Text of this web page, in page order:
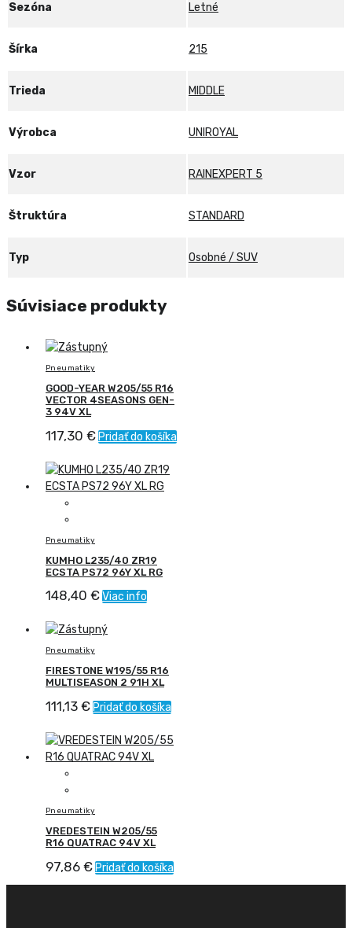
Sezóna Letné
Šírka 215
Trieda MIDDLE
Výrobca UNIROYAL
Vzor RAINEXPERT 5
Štruktúra STANDARD
Typ Osobné / SUV
Súvisiace produkty
Pneumatiky
GOOD-YEAR W205/55 R16
VECTOR 4SEASONS GEN-
3 94V XL
117,30 € Pridať do košíka
Pneumatiky
KUMHO L235/40 ZR19
ECSTA PS72 96Y XL RG
148,40 €Viac info
Pneumatiky
FIRESTONE W195/55 R16
MULTISEASON 2 91H XL
111,13 € Pridať do košíka
Pneumatiky
VREDESTEIN W205/55
R16 QUATRAC 94V XL
97,86 € Pridať do košíka